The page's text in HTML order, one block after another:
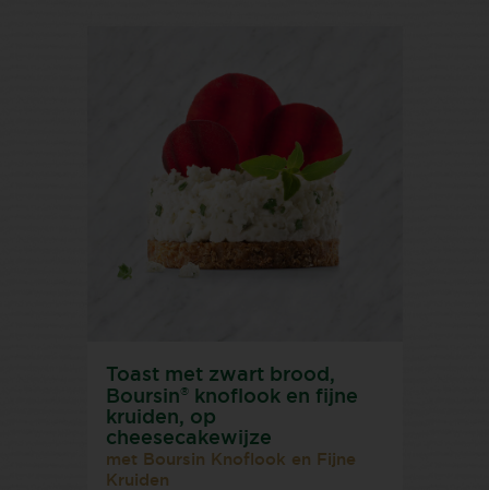
Toast met zwart brood,
Boursin ®
knoflook en fijne
kruiden, op
cheesecakewijze
met Boursin Knoflook en Fijne
Kruiden